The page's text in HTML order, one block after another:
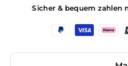
Sicher & bequem zahlen